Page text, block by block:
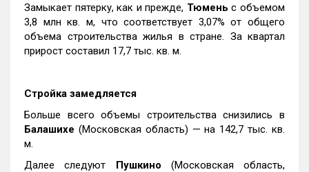
Замыкает пятерку, как и прежде, Тюмень с объемом
3,8 млн кв. м, что соответствует 3,07% от общего
объема строительства жилья в стране. За квартал
прирост составил 17,7 тыс. кв. м.
Стройка замедляется
Больше всего объемы строительства снизились в
Балашихе (Московская область) — на 142,7 тыс. кв.
м.
Далее следуют Пушкино (Московская область,